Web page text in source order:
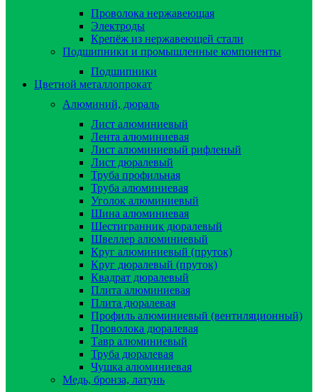
Проволока нержавеющая
Электроды
Крепёж из нержавеющей стали
Подшипники и промышленные компоненты
Подшипники
Цветной металлопрокат
Алюминий, дюраль
Лист алюминиевый
Лента алюминиевая
Лист алюминиевый рифленый
Лист дюралевый
Труба профильная
Труба алюминиевая
Уголок алюминиевый
Шина алюминиевая
Шестигранник дюралевый
Швеллер алюминиевый
Круг алюминиевый (пруток)
Круг дюралевый (пруток)
Квадрат дюралевый
Плита алюминиевая
Плита дюралевая
Профиль алюминиевый (вентиляционный)
Проволока дюралевая
Тавр алюминиевый
Труба дюралевая
Чушка алюминиевая
Медь, бронза, латунь